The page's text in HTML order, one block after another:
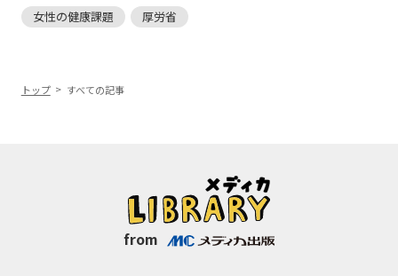
女性の健康課題 厚労省
トップ すべての記事
from